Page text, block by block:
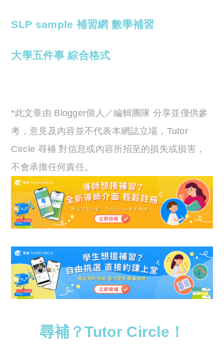
SLP sample 補習網 數學補習
大學五件事綜合格式
*此文章由 Blogger個人／編輯團隊 分享並僅供參
考，意見及內容並不代表本網誌立場，Tutor
Circle 尋補 對信息或內容所招至的損失或損害，
不會承擔任何責任。
尋補？Tutor Circle！